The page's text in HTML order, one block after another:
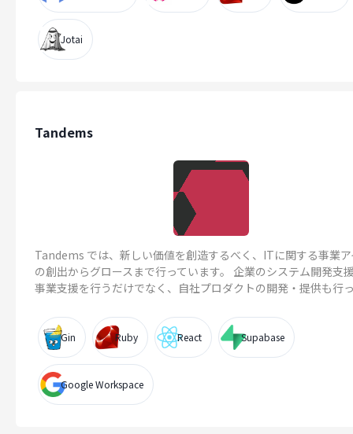
Jotai
Tandems
Tandems では、新しい価値を創造するべく、ITに関する事業
の創出からグロースまで行っています。 企業のシステム開発支
事業支援を行うだけでなく、自社プロダクトの開発・提供も行
Gin Ruby React Supabase
Google Workspace